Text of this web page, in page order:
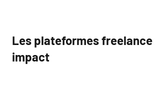
Les plateformes
impact